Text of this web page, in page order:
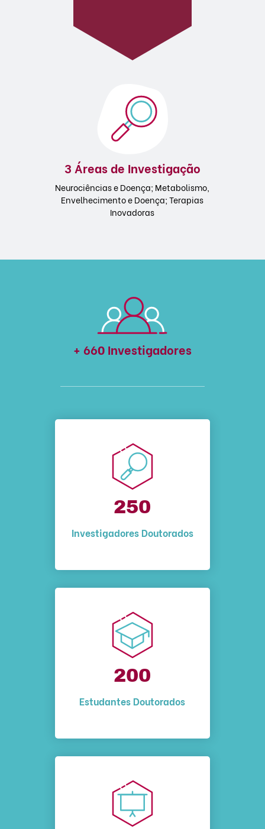
3 Áreas de Investigação
Neurociências e Doença; Metabolismo,
Envelhecimento e Doença; Terapias
Inovadoras
+ 660 Investigadores
250
Investigadores Doutorados
200
Estudantes Doutorados